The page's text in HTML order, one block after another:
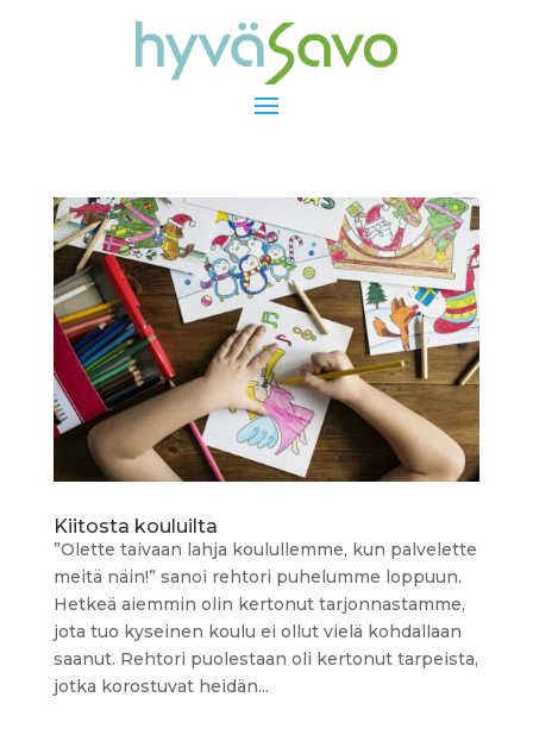
Kiitosta kouluilta
”Olette taivaan lahja koulullemme, kun palvelette
meitä näin!” sanoi rehtori puhelumme loppuun.
Hetkeä aiemmin olin kertonut tarjonnastamme,
jota tuo kyseinen koulu ei ollut vielä kohdallaan
saanut. Rehtori puolestaan oli kertonut tarpeista,
jotka korostuvat heidän...